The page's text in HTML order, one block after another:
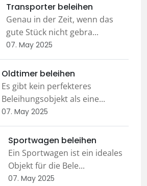
Transporter beleihen
Genau in der Zeit, wenn das
gute Stück nicht gebra...
07. May 2025
Oldtimer beleihen
Es gibt kein perfekteres
Beleihungsobjekt als eine...
07. May 2025
Sportwagen beleihen
Ein Sportwagen ist ein ideales
Objekt für die Bele...
07. May 2025